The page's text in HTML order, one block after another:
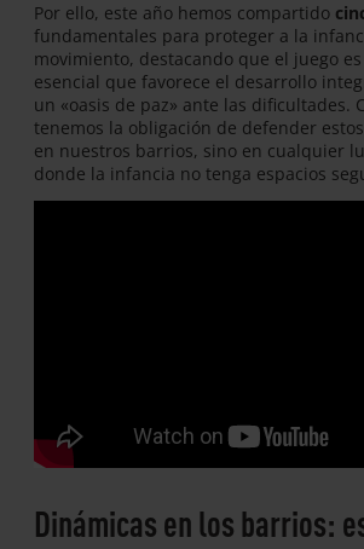
Por ello, este año hemos compartido
fundamentales para proteger a la
movimiento, destacando que el juego
esencial que favorece el desarrollo
un «oasis de paz» ante las dificultades.
tenemos la obligación de defender
en nuestros barrios, sino en cualquier
donde la infancia no tenga espacios
Dinámicas en los barrios: